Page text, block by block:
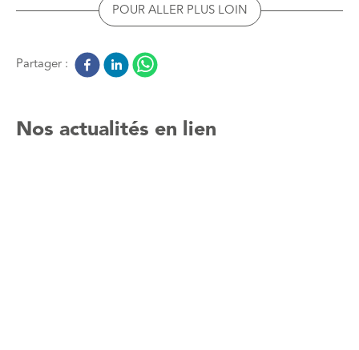
POUR ALLER PLUS LOIN
Partager :
Nos actualités en lien